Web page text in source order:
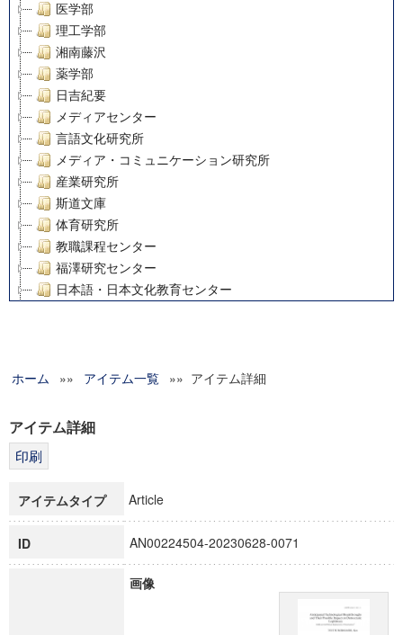
医学部
理工学部
湘南藤沢
薬学部
日吉紀要
メディアセンター
言語文化研究所
メディア・コミュニケーション研究所
産業研究所
斯道文庫
体育研究所
教職課程センター
福澤研究センター
日本語・日本文化教育センター
グローバルリサーチインスティテュート
科学研究費補助金研究成果報告書
博士課程教育リーディングプログラム「超成熟社会発展のサ
ホーム »» アイテム一覧 »» アイテム詳細
アイテム詳細
アイテムタイプ Article
ID AN00224504-20230628-0071
画像